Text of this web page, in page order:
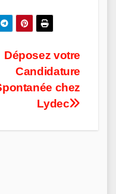
Déposez votre
Candidature
chez
Lydec